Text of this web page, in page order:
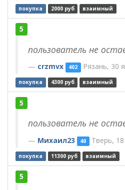
покупка 2000 руб взаимный
5
пользователь не
crzmvx 402 Рязань, 30
покупка 4300 руб взаимный
5
пользователь не
Михаил23 40 Тверь,
покупка 11300 руб взаимный
5